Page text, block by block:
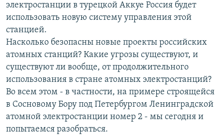
электростанции в турецкой Аккуе Россия будет
использовать новую систему управления этой
станцией.
Насколько безопасны новые проекты российских
атомных станций? Какие угрозы существуют, и
существуют ли вообще, от продолжительного
использования в стране атомных электростанций?
Во всем этом - в частности, на примере строящейся
в Сосновому Бору под Петербургом Ленинградской
атомной электростанции номер 2 - мы сегодня и
попытаемся разобраться.